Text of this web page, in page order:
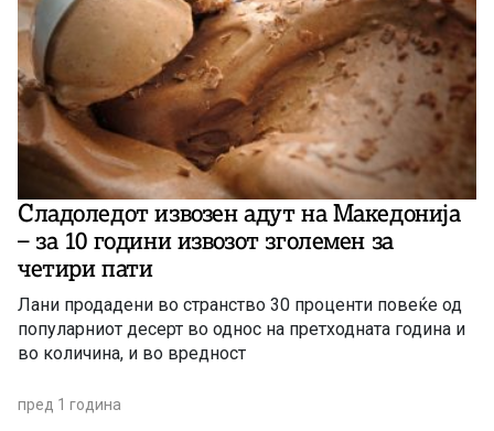
Сладоледот извозен адут на Македонија
– за 10 години извозот зголемен за
четири пати
Лани продадени во странство 30 проценти повеќе од
популарниот десерт во однос на претходната година и
во количина, и во вредност
пред 1 година